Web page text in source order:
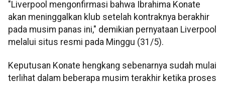
"Liverpool mengonfirmasi bahwa Ibrahima Konate
akan meninggalkan klub setelah kontraknya berakhir
pada musim panas ini," demikian pernyataan Liverpool
melalui situs resmi pada Minggu (31/5).
Keputusan Konate hengkang sebenarnya sudah mulai
terlihat dalam beberapa musim terakhir ketika proses